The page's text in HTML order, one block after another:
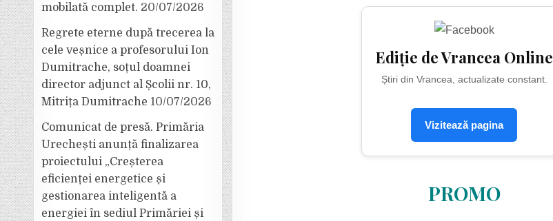
Ediție de Vrancea Online
Știri din Vrancea, actualizate constant.
Vizitează pagina
PROMO
mobilată complet. 20/07/2026
Regrete eterne după trecerea la
cele veșnice a profesorului Ion
Dumitrache, soțul doamnei
director adjunct al Școlii nr. 10,
Mitrița Dumitrache 10/07/2026
Comunicat de presă. Primăria
Urechești anunță finalizarea
proiectului „Creșterea
eficienței energetice și
gestionarea inteligentă a
energiei în sediul Primăriei și